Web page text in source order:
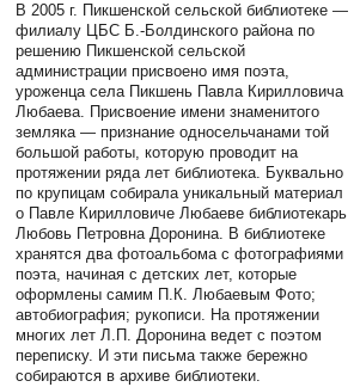
В 2005 г. Пикшенской сельской библиотеке —
филиалу ЦБС Б.-Болдинского района по
решению Пикшенской сельской
администрации присвоено имя поэта,
уроженца села Пикшень Павла Кирилловича
Любаева. Присвоение имени знаменитого
земляка — признание односельчанами той
большой работы, которую проводит на
протяжении ряда лет библиотека. Буквально
по крупицам собирала уникальный материал
о Павле Кирилловиче Любаеве библиотекарь
Любовь Петровна Доронина. В библиотеке
хранятся два фотоальбома с фотографиями
поэта, начиная с детских лет, которые
оформлены самим П.К. Любаевым Фото;
автобиография; рукописи. На протяжении
многих лет Л.П. Доронина ведет с поэтом
переписку. И эти письма также бережно
собираются в архиве библиотеки.